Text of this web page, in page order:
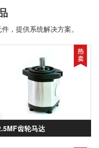
，提供系统解决方案。
齿轮马达